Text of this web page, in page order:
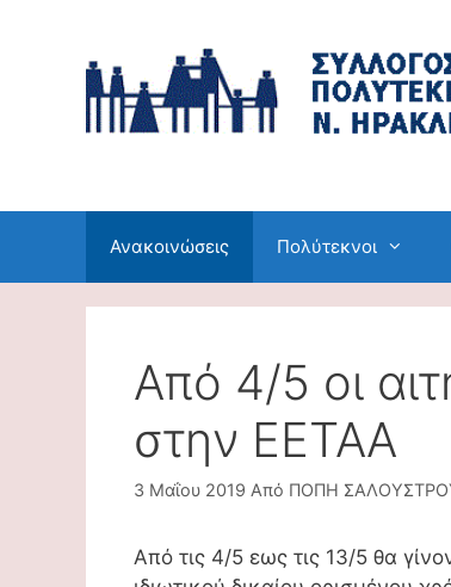
περιεχόμενο
Ανακοινώσεις Πολύτεκνοι
Από 4/5 οι
στην ΕΕΤΑΑ
3 Μαΐου 2019 Από ΠΟΠΗ
Από τις 4/5 εως τις 13/5 θα